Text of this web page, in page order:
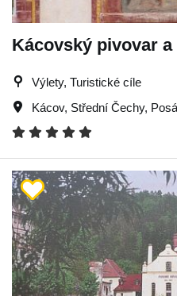
Kácovský pivovar
Výlety, Turistické cíle
Kácov, Střední Čechy,